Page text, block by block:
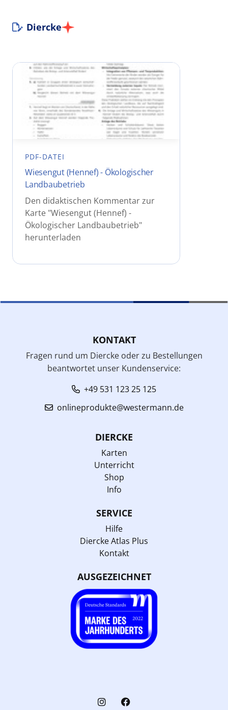
Diercke
PDF-DATEI
Wiesengut (Hennef) - Ökologischer
Landbaubetrieb
Den didaktischen Kommentar zur
Karte "Wiesengut (Hennef) -
Ökologischer Landbaubetrieb"
herunterladen
KONTAKT
Fragen rund um Diercke oder zu Bestellungen
beantwortet unser Kundenservice:
+49 531 123 25 125
onlineprodukte@westermann.de
DIERCKE
Karten
Unterricht
Shop
Info
SERVICE
Hilfe
Diercke Atlas Plus
Kontakt
AUSGEZEICHNET